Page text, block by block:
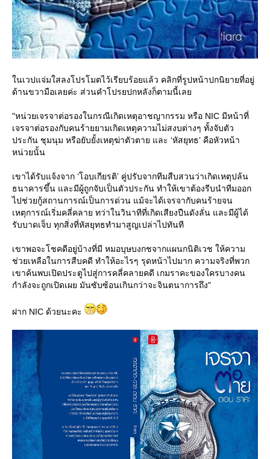
นเวปแจ่มใสลงโปรโมตไว้เรียบร้อยแล้ว คลิกที่รูปหน้าปกนิยายที่อยู่
ด้านขวามือเลยค่ะ ส่วนคำโปรยปกหลังก็ตามนี้เล
"หน่วยเจรจาต่อรองในกรณีเกิดเหตุอาชญากรรม หรือ NIC มีหน้าที่
เจรจาต่อรองกับคนร้ายยามเกิดเหตุความไม่สงบต่างๆ ทั้งจับตัว
ประกัน ชุมนุม หรือยับยั้งเหตุฆ่าตัวตาย และ ‘หัสยุทธ’ คือหัวหน้า
หน่วยนั้น
เขาได้รับแจ้งจาก ‘โอบเกียรติ’ คู่ปรับจากทีมสืบสวนว่าเกิดเหตุปล้น
ธนาคารขึ้น และมีผู้ถูกจับเป็นตัวประกัน ทำให้เขาต้องรีบนำทีมออก
ไปช่วยกู้สถานการณ์เป็นการด่วน แม้จะได้เจรจากับคนร้ายจน
เหตุการณ์เริ่มคลี่คลาย ทว่าในวินาทีที่เกิดเสียงปืนดังลั่น และมีผู้ได้
รับบาดเจ็บ ทุกสิ่งที่หัสยุทธทำมาสูญเปล่าไปทันที
เขาพอจะโชคดีอยู่บ้างที่มี หมอบุษบงกชจากแผนกนิติเวช ให้ความ
ช่วยเหลือในการสืบคดี ทำให้อะไรๆ รุดหน้าไปมาก ความจริงที่พวก
เขาค้นพบเปิดประตูไปสู่การคลี่คลายคดี เกมราคะของใครบางคน
กำลังจะถูกเปิดเผย มันซับซ้อนเกินกว่าจะจินตนาการถึง"
ฝาก NIC ด้วยนะคะ